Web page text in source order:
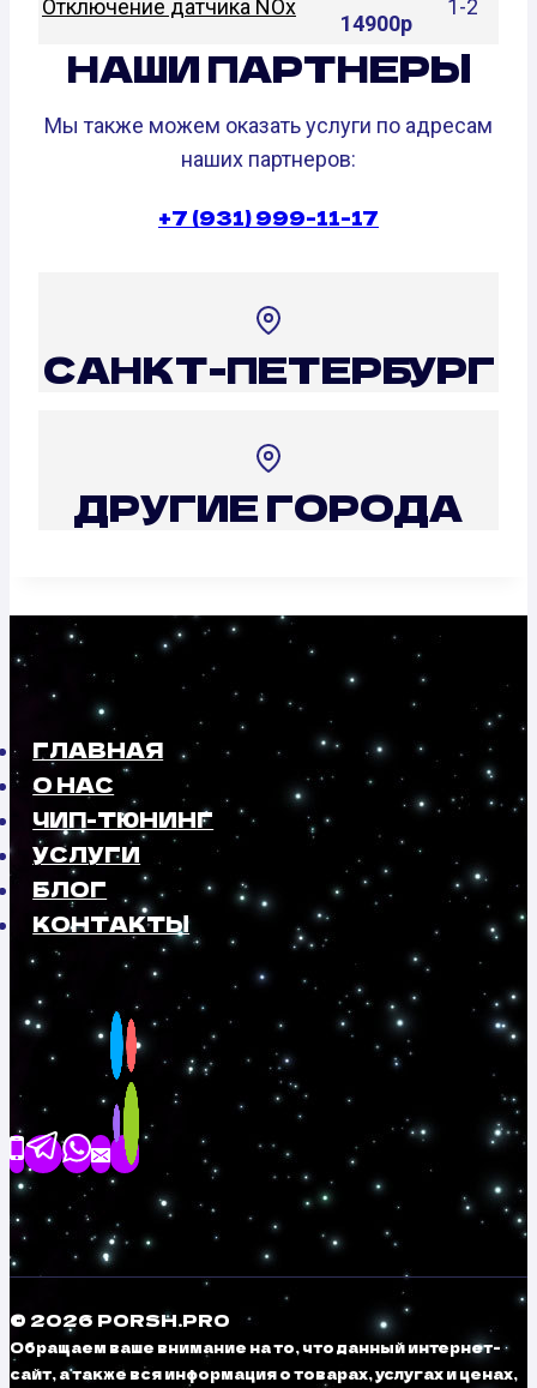
Отключение датчика NOx
14900р
1-2
НАШИ ПАРТНЕРЫ
Мы также можем оказать услуги по адресам
наших партнеров:
+7 (931) 999-11-17
САНКТ-ПЕТЕРБУРГ
ДРУГИЕ ГОРОДА
ГЛАВНАЯ
О НАС
ЧИП-ТЮНИНГ
УСЛУГИ
БЛОГ
КОНТАКТЫ
© 2026 PORSH.PRO
Обращаем ваше внимание на то, что данный интернет-
сайт, а также вся информация о товарах, услугах и ценах,